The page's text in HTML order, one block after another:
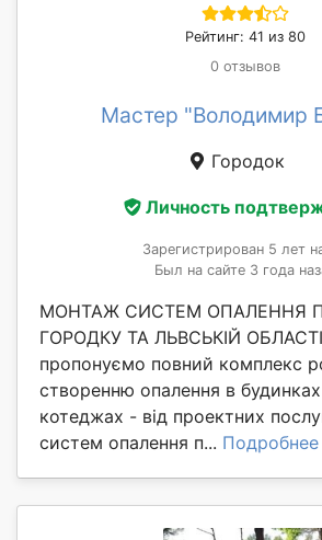
Рейтинг: 41 из 80
0 отзывов
Мастер "Володимир
Городок
Личность
Зарегистрирован 5 лет
Был на сайте 3 года
МОНТАЖ СИСТЕМ ОПАЛЕННЯ
ГОРОДКУ ТА ЛЬВСЬКІЙ
пропонуємо повний комплекс
створенню опалення в будинках
котеджах - від проектних
систем опалення п... Подробнее